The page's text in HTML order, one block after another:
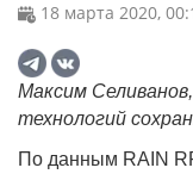
18 марта 2020,
Максим
технологий
По данным RAIN